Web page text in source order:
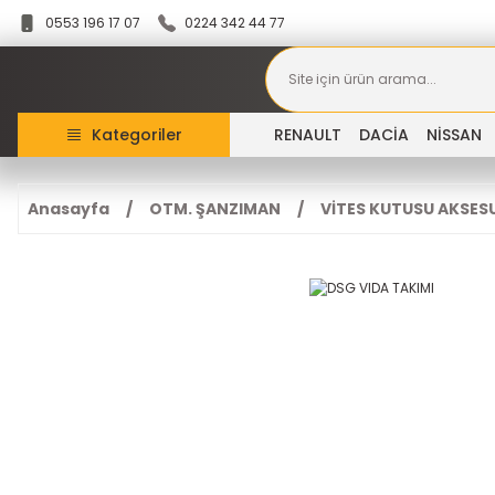
0553 196 17 07 0224 342 44 77
Kategoriler RENAULT DACİA NİSSAN
Anasayfa OTM. ŞANZIMAN VİTES KUTUSU